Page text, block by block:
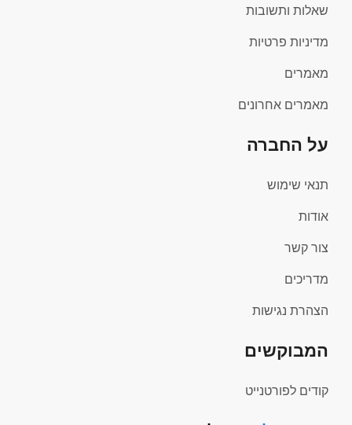
שאלות ותשובות
מדיניות פרטיות
מאמרים
מאמרים אחרונים
על החברה
תנאי שימוש
אודות
צור קשר
מדריכים
הצהרת נגישות
המבוקשים
קודים לפורטנייט